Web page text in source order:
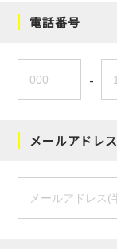
電話番号
-
メールアドレス